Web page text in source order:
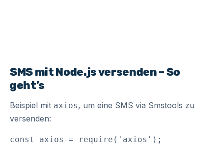
SMS mit Node.js versenden – So
geht’s
Beispiel mit axios, um eine SMS via Smstools zu
versenden:
const axios = require('axios');